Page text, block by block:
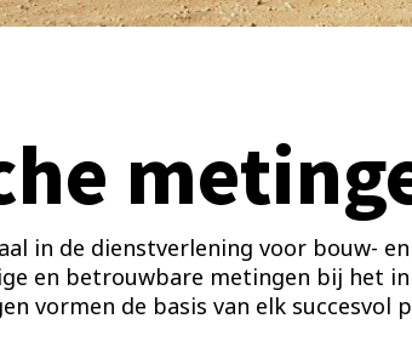
in de dienstverlening voor bouw-
en betrouwbare metingen bij het
vormen de basis van elk